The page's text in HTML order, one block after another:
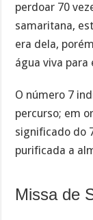
perdoar 70
samaritana,
era dela,
água viva para
O número 7
percurso; em
significado do
purificada a
Missa de